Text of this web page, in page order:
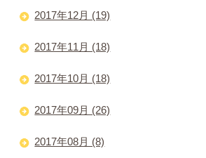
2017年12月 (19)
2017年11月 (18)
2017年10月 (18)
2017年09月 (26)
2017年08月 (8)